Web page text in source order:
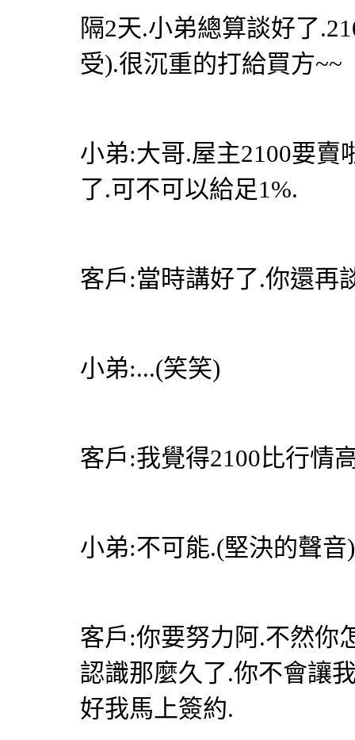
隔2天.小弟總算談好了
受).很沉重的打給買方~~
小弟:大哥.屋主2100要賣
了.可不可以給足1%.
客戶:當時講好了.你還再
小弟:...(笑笑)
客戶:我覺得2100比行情
小弟:不可能.(堅決的聲
客戶:你要努力阿.不然你
認識那麼久了.你不會讓
好我馬上簽約.